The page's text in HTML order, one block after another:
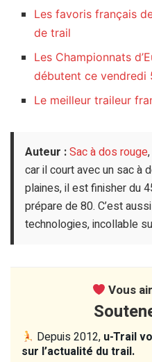
Les favoris français
de trail
Les Championnats
débutent ce vendredi
Le meilleur traileur
Auteur :Sac à dos rouge
car il court avec un sac à
plaines, il est finisher du
prépare de 80. C’est
technologies, incollable
Vous
Depuis 2012, u-Trail
sur l’actualité du trail.